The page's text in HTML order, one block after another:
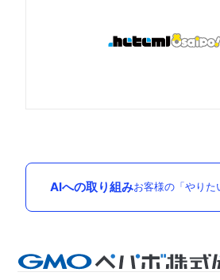
AIへの取り組みお客様の「やりた